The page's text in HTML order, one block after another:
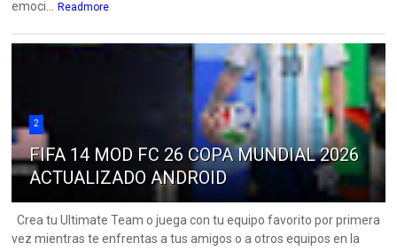
emoci...
Readmore
2
FIFA 14 MOD FC 26 COPA MUNDIAL 2026
ACTUALIZADO ANDROID
Crea tu Ultimate Team o juega con tu equipo favorito por primera
vez mientras te enfrentas a tus amigos o a otros equipos en la